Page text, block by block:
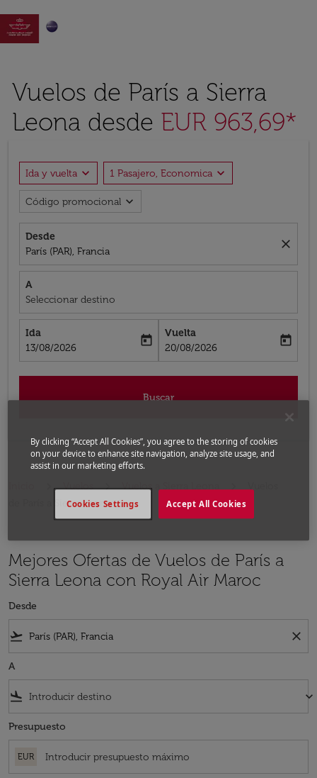

Vuelos de París a Sierra
Leona desde EUR 963,69*
Ida y vuelta expand_more 1 Pasajero, Economica expand_more
Código promocional expand_more
Desde
París (PAR), Francia
close
A
Seleccionar destino
Ida
fc-booking-departure-date-aria-label
13/08/2026
today
Vuelta
fc-booking-return-date-aria-label
20/08/2026
today
Buscar
Vuelos Vuelos a Sierra Leona
de París a Sierra Leona
Mejores Ofertas de Vuelos de París a
Sierra Leona con Royal Air Maroc
Desde
flight_takeoff close
A
flight_land keyboard_arrow_down
Presupuesto
EUR
By clicking “Accept All Cookies”, you agree to the storing of cookies
on your device to enhance site navigation, analyze site usage, and
assist in our marketing efforts.
Accept All Cookies
Cookies Settings